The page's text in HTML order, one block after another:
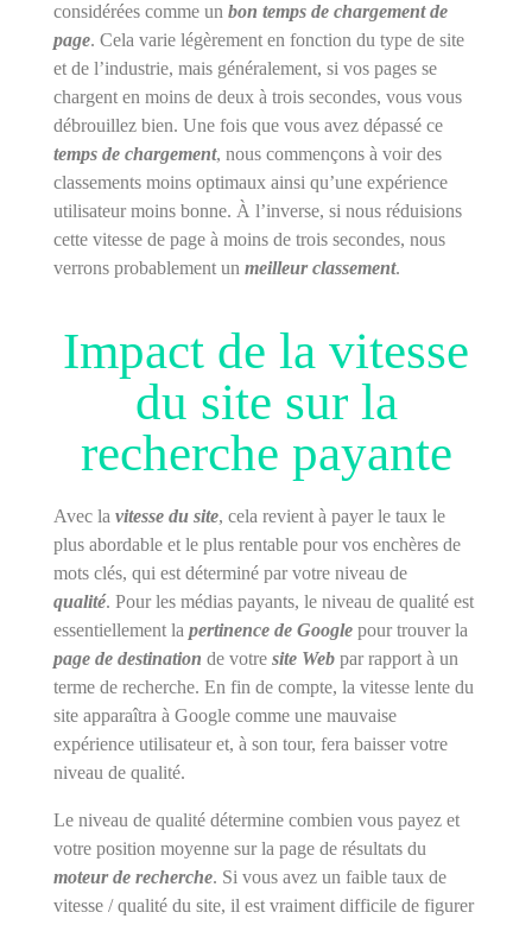
considérées comme un bon temps de chargement de
page. Cela varie légèrement en fonction du type de site
et de l’industrie, mais généralement, si vos pages se
chargent en moins de deux à trois secondes, vous vous
débrouillez bien. Une fois que vous avez dépassé ce
temps de chargement, nous commençons à voir des
classements moins optimaux ainsi qu’une expérience
utilisateur moins bonne. À l’inverse, si nous réduisions
cette vitesse de page à moins de trois secondes, nous
verrons probablement un meilleur classement.
Impact de la vitesse
du site sur la
recherche payante
Avec la vitesse du site, cela revient à payer le taux le
plus abordable et le plus rentable pour vos enchères de
mots clés, qui est déterminé par votre niveau de
qualité. Pour les médias payants, le niveau de qualité est
essentiellement la pertinence de Google pour trouver la
page de destination de votre site Web par rapport à un
terme de recherche. En fin de compte, la vitesse lente du
site apparaîtra à Google comme une mauvaise
expérience utilisateur et, à son tour, fera baisser votre
niveau de qualité.
Le niveau de qualité détermine combien vous payez et
votre position moyenne sur la page de résultats du
moteur de recherche. Si vous avez un faible taux de
vitesse / qualité du site, il est vraiment difficile de figurer